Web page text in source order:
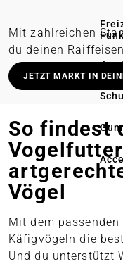
Mit zahlreichen
du deinen
Lieferung in
Persönliche
Online bestellen
JETZT MARKT IN
So findest
Vögel
Mit dem passenden
Käfigvögeln die
Und du unterstützt